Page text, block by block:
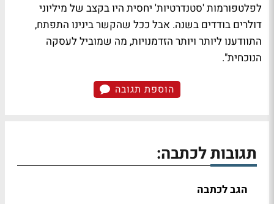
לפלטפורמות 'סטנדרטיות' יחסית היו בקצב של מיליוני
דולרים בודדים בשנה. אבל ככל שהקשר בינינו התפתח,
התוודענו ליותר ויותר הזדמנויות, מה שמוביל לעסקה
הנוכחית".
הוספת תגובה
תגובות לכתבה:
הגב לכתבה